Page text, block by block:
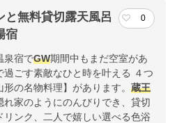
と無料貸切露天風呂
宿
0
泉宿でGW期間中もまだ空室があ
過ごす素敵なひと時を叶える ４つ
の名物料理】があります。 蔵王
家のようにのんびりでき、貸切
ンク、二人で嬉しい選べる色浴